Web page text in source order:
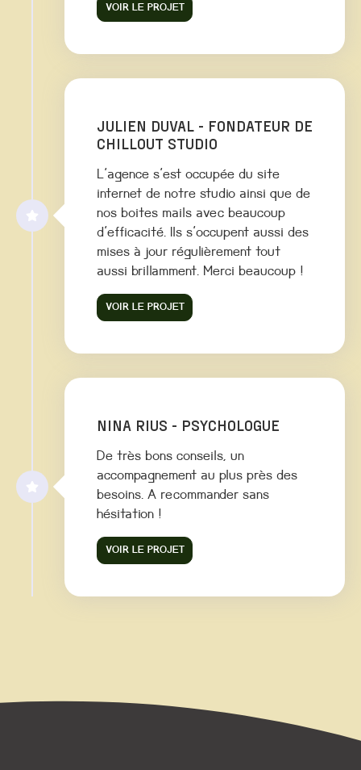
VOIR LE PROJET
JULIEN DUVAL - FONDATEUR DE
CHILLOUT STUDIO
L'agence s'est occupée du site
internet de notre studio ainsi que de
nos boites mails avec beaucoup
d'efficacité. Ils s'occupent aussi des
mises à jour régulièrement tout
aussi brillamment. Merci beaucoup !
VOIR LE PROJET
NINA RIUS - PSYCHOLOGUE
De très bons conseils, un
accompagnement au plus près des
besoins. A recommander sans
hésitation !
VOIR LE PROJET